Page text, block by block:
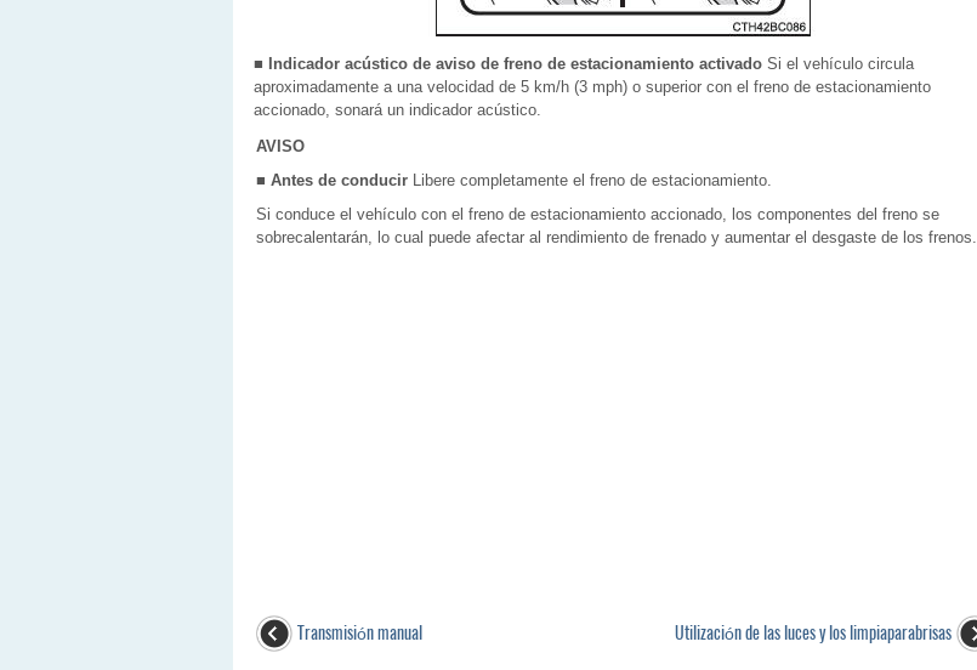
■ Indicador acústico de aviso de freno de estacionamiento activado Si el vehículo circula
aproximadamente a una velocidad de 5 km/h (3 mph) o superior con el freno de estacionamiento
accionado, sonará un indicador acústico.
AVISO
■ Antes de conducir Libere completamente el freno de estacionamiento.
Si conduce el vehículo con el freno de estacionamiento accionado, los componentes del freno se
sobrecalentarán, lo cual puede afectar al rendimiento de frenado y aumentar el desgaste de los frenos.
Transmisión manual
Utilización de las luces y los limpiaparabrisas